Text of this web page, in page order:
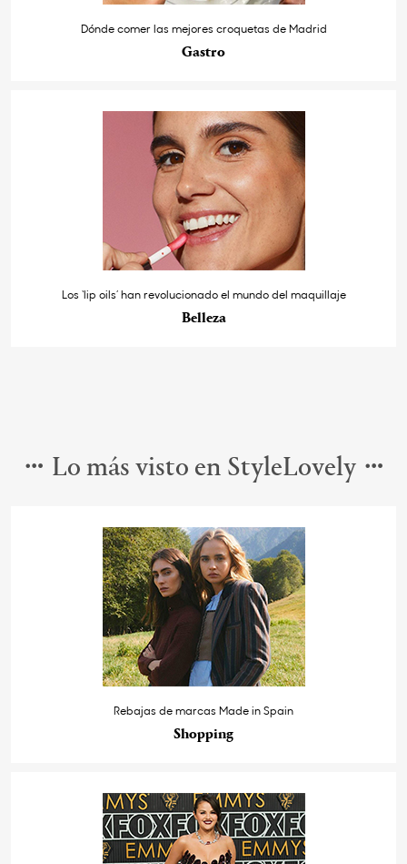
Dónde comer las mejores croquetas de Madrid
Gastro
Los ‘lip oils’ han revolucionado el mundo del maquillaje
Belleza
Lo más visto en StyleLovely
Rebajas de marcas Made in Spain
Shopping